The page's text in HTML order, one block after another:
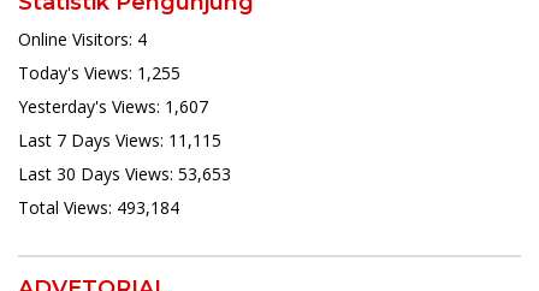
Online Visitors: 4
Today's Views: 1,255
Yesterday's Views: 1,607
Last 7 Days Views: 11,115
Last 30 Days Views: 53,653
Total Views: 493,184